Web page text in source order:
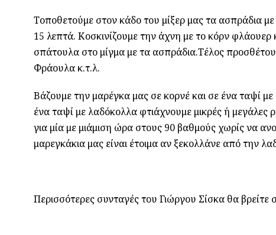
Τοποθετούμε στον κάδο του μίξερ μας τα ασπράδια
15 λεπτά. Κοσκινίζουμε την άχνη με το κόρν
σπάτουλα στο μίγμα με τα ασπράδια.Τέλος
Φράουλα κ.τ.λ.
Βάζουμε την μαρέγκα μας σε κορνέ και σε ένα ταψί
ένα ταψί με λαδόκολλα φτιάχνουμε μικρές ή
για μία με μιάμιση ώρα στους 90 βαθμούς χωρίς να
μαρεγκάκια μας είναι έτοιμα αν ξεκολλάνε από την
Περισσότερες συνταγές του Γιώργου Σίσκα θα βρείτε